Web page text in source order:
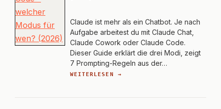
Claude ist mehr als ein Chatbot. Je nach
Aufgabe arbeitest du mit Claude Chat,
Claude Cowork oder Claude Code.
Dieser Guide erklärt die drei Modi, zeigt
7 Prompting-Regeln aus der…
WEITERLESEN →